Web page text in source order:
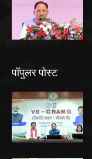
पॉपुलर पोस्ट